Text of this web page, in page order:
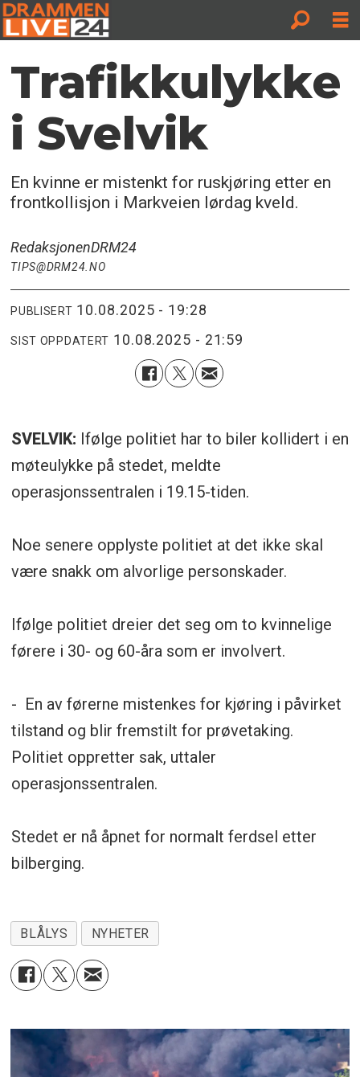
Trafikkulykke
i Svelvik
En kvinne er mistenkt for ruskjøring etter en
frontkollisjon i Markveien lørdag kveld.
RedaksjonenDRM24
TIPS@DRM24.NO
PUBLISERT 10.08.2025 - 19:28
SIST OPPDATERT 10.08.2025 - 21:59
SVELVIK: Ifølge politiet har to biler kollidert i en
møteulykke på stedet, meldte
operasjonssentralen i 19.15-tiden.
Noe senere opplyste politiet at det ikke skal
være snakk om alvorlige personskader.
Ifølge politiet dreier det seg om to kvinnelige
førere i 30- og 60-åra som er involvert.
- En av førerne mistenkes for kjøring i påvirket
tilstand og blir fremstilt for prøvetaking.
Politiet oppretter sak, uttaler
operasjonssentralen.
Stedet er nå åpnet for normalt ferdsel etter
bilberging.
BLÅLYS NYHETER